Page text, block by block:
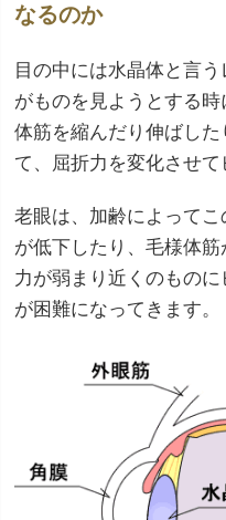
なるのか
目の中には水晶体と言
がものを見ようとする
体筋を縮んだり伸ばし
て、屈折力を変化させて
老眼は、加齢によって
が低下したり、毛様体
力が弱まり近くのもの
が困難になってきます。